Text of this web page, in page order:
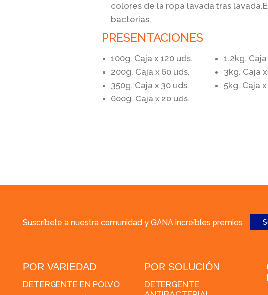
PRESENTACIONES
100g. Caja x 120 uds.
200g. Caja x 60 uds.
350g. Caja x 30 uds.
600g. Caja x 20 uds.
1.2kg.
3kg. Caja
5kg. Caja
colores de la ropa lavada tras
bacterias.
Suscríbete a nuestra comunidad y GANA increíbles premios
POR VARIEDAD
DETERGENTE EN POLVO
POR SOLUCIÓN
DETERGENTE